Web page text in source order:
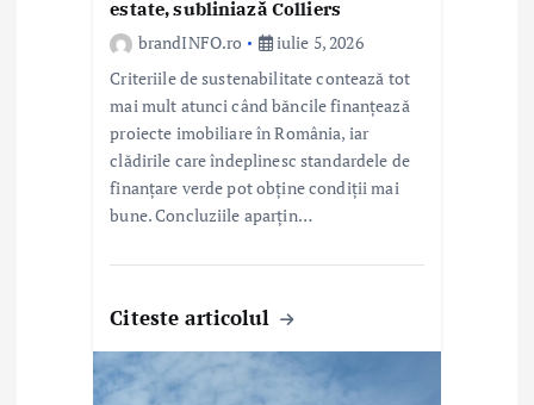
estate, subliniază Colliers
brandINFO.ro
iulie 5, 2026
Criteriile de sustenabilitate contează tot
mai mult atunci când băncile finanțează
proiecte imobiliare în România, iar
clădirile care îndeplinesc standardele de
finanțare verde pot obține condiții mai
bune. Concluziile aparțin…
Citeste articolul